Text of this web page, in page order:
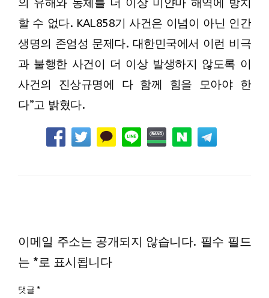
의 유해와 동체를 더 이상 미얀마 해역에 방치
할 수 없다. KAL858기 사건은 이념이 아닌 인간
생명의 존엄성 문제다. 대한민국에서 이런 비극
과 불행한 사건이 더 이상 발생하지 않도록 이
사건의 진상규명에 다 함께 힘을 모아야 한
다”고 밝혔다.
이메일 주소는 공개되지 않습니다. 필수 필드
는 *로 표시됩니다
댓글 *